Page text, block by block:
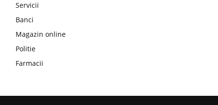
Servicii
Banci
Magazin online
Politie
Farmacii